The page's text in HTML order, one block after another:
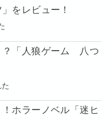
をレビュー！
？「人狼ゲーム 八つ
ホラーノベル「迷ヒ